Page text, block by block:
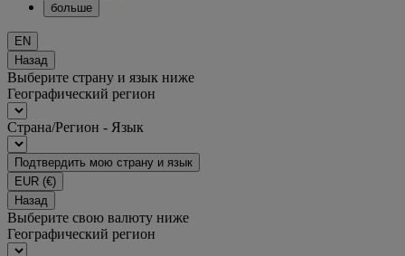
больше
EN
Назад
Выберите страну и язык ниже
Географический регион
Страна/Регион - Язык
Подтвердить мою страну и язык
EUR (€)
Назад
Выберите свою валюту ниже
Географический регион